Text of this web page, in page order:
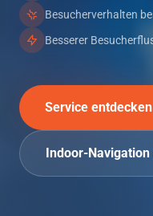
Besucherverhalten
Besserer
Service entdecken
Indoor-